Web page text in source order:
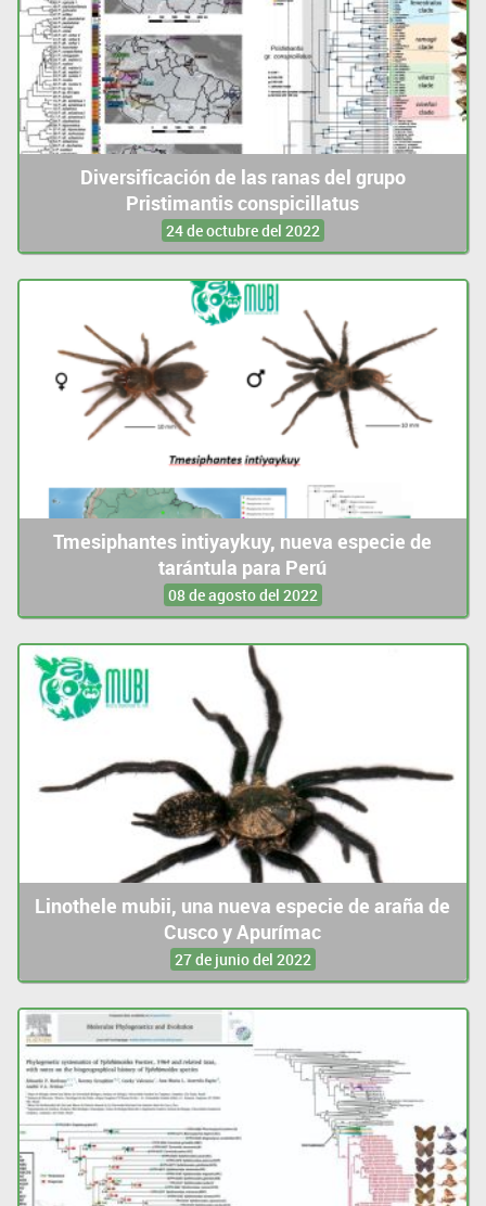
Diversificación de las ranas del grupo
Pristimantis conspicillatus
24 de octubre del 2022
Tmesiphantes intiyaykuy, nueva especie de
tarántula para Perú
08 de agosto del 2022
Linothele mubii, una nueva especie de araña de
Cusco y Apurímac
27 de junio del 2022